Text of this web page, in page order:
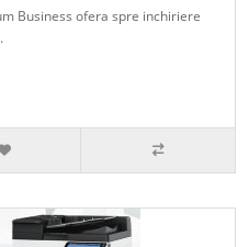
Business ofera spre inchiriere